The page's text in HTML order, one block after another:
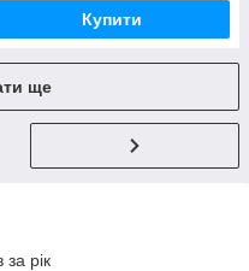
Купити
ще
за рік